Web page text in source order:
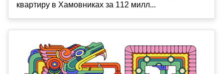
квартиру в Хамовниках за 112 милл...